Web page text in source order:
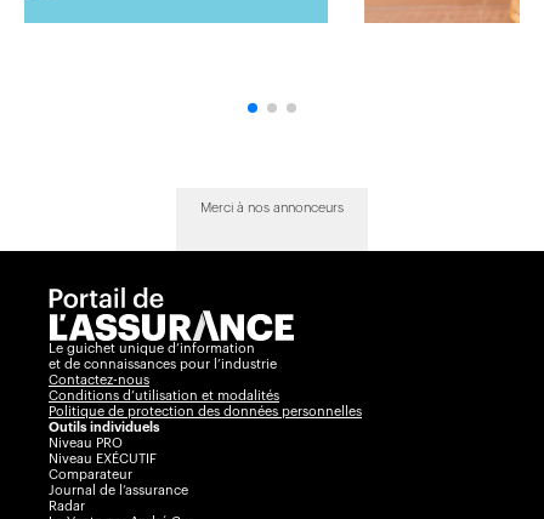
Merci à nos annonceurs
Le guichet unique d’information
et de connaissances pour l’industrie
Contactez-nous
Conditions d’utilisation et modalités
Politique de protection des données personnelles
Outils individuels
Niveau PRO
Niveau EXÉCUTIF
Comparateur
Journal de l’assurance
Radar